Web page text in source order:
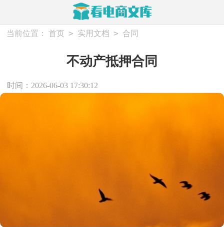
当前位置： 首页 > 实用文档 > 合同
不动产抵押合同
时间：2026-06-03 17:30:12